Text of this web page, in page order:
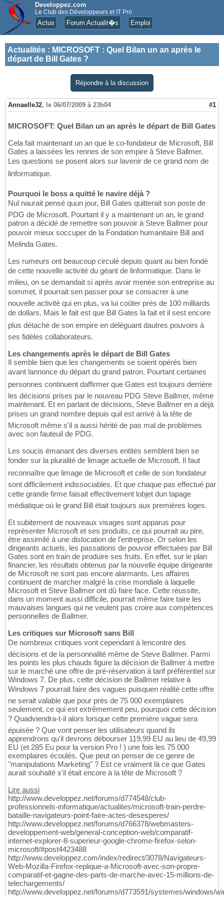
Developpez.com
Le Club des Développeurs et IT Pro
Actus Forum Actualit�s Emploi
Actualités : MICROSOFT : Quel Bilan un an après le
départ de Bill Gates ?
Répondre à la discussion
Annaelle32, le 06/07/2009 à 23h04 #1
MICROSOFT: Quel Bilan un an après le départ de Bill Gates
Cela fait maintenant un an que le co-fondateur de Microsoft, Bill
Gates a laissées les rennes de son empire à Steve Ballmer.
Les questions se posent alors sur lavenir de ce grand nom de
linformatique.
Pourquoi le boss a quitté le navire déjà ?
Nul naurait pensé quun jour, Bill Gates quitterait son poste de
PDG de Microsoft. Pourtant il y a maintenant un an, le grand
patron a décidé de remettre son pouvoir à Steve Ballmer pour
pouvoir mieux soccuper de la Fondation humanitaire Bill and
Melinda Gates.
Les rumeurs ont beaucoup circulé depuis quant au bien fondé
de cette nouvelle activité du géant de linformatique. Dans le
milieu, on se demandait si après avoir menée son entreprise au
sommet, il pourrait sen passer pour se consacrer à une
nouvelle activité qui en plus, va lui coûter près de 100 milliards
de dollars. Mais le fait est que Bill Gates la fait et il sest encore
plus détaché de son empire en déléguant dautres pouvoirs à
ses fidèles collaborateurs.
Les changements après le départ de Bill Gates
Il semble bien que les changements se soient opérés bien
avant lannonce du départ du grand patron. Pourtant certaines
personnes continuent daffirmer que Gates est toujours derrière
les décisions prises par le nouveau PDG Steve Ballmer, même
maintenant. Et en parlant de décisions, Steve Ballmer en a déjà
prises un grand nombre depuis quil est arrivé à la tête de
Microsoft même s'il a aussi hérité de pas mal de problèmes
avec son fauteuil de PDG.
Les soucis émanant des diverses entités semblent bien se
fonder sur la pluralité de limage actuelle de Microsoft. Il faut
reconnaître que limage de Microsoft et celle de son fondateur
sont difficilement indissociables. Et que chaque pas effectué par
cette grande firme faisait effectivement lobjet dun tapage
médiatique où le grand Bill était toujours aux premières loges.
Et subitement de nouveaux visages sont apparus pour
représenter Microsoft et ses produits, ce qui pourrait au pire,
être assimilé à une dislocation de l'entreprise. Or selon les
dirigeants actuels, les passations de pouvoir effectuées par Bill
Gates sont en train de produire ses fruits. En effet, sur le plan
financier, les résultats obtenus par la nouvelle équipe dirigeante
de Microsoft ne sont pas encore alarmants. Les affaires
continuent de marcher malgré la crise mondiale à laquelle
Microsoft et Steve Ballmer ont dû faire face. Cette réussite,
dans un moment aussi difficile, pourrait même faire taire les
mauvaises langues qui ne veulent pas croire aux compétences
personnelles de Ballmer.
Les critiques sur Microsoft sans Bill
De nombreux critiques vont cependant à lencontre des
décisions et de la personnalité même de Steve Ballmer. Parmi
les points les plus chauds figure la décision de Ballmer à mettre
sur le marché une offre de pré-réservation à tarif préférentiel sur
Windows 7. De plus, cette décision de Ballmer relative à
Windows 7 pourrait faire des vagues puisquen réalité cette offre
ne serait valable que pour près de 75 000 exemplaires
seulement, ce qui est extrêmement peu, pourquoi cette décision
? Quadviendra-t-il alors lorsque cette première vague sera
épuisée ? Que vont penser les utilisateurs quand ils
apprendrons qu'il devrons débourser 119,99 EU au lieu de 49,99
EU (et 285 Eu pour la version Pro ! ) une fois les 75 000
exemplaires écoulés. Que peut on penser de ce genre de
"manipulations Marketing" ? Est ce vraiment là ce que Gates
aurait souhaité s'il était encore à la tête de Microsoft ?
Lire aussi
http://www.developpez.net/forums/d774548/club-
professionnels-informatique/actualites/microsoft-train-perdre-
bataille-navigateurs-point-faire-actes-desesperes/
http://www.developpez.net/forums/d766378/webmasters-
developpement-web/general-conception-web/comparatif-
internet-explorer-8-superieur-google-chrome-firefox-selon-
microsoft/#post4423488
http://www.developpez.com/index/redirect/3078/Navigateurs-
Web-Mozilla-Firefox-replique-a-Microsoft-avec-son-propre-
comparatif-et-gagne-des-parts-de-marche-avec-15-millions-de-
telechargements/
http://www.developpez.net/forums/d773591/systemes/windows/